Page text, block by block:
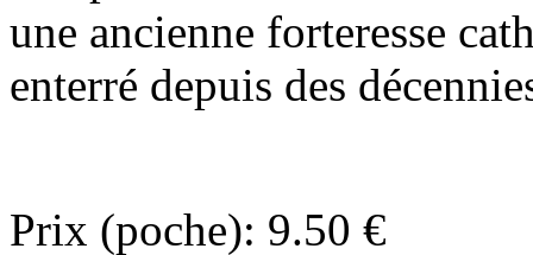
une ancienne forteresse
enterré depuis des
Prix (poche): 9.50 €